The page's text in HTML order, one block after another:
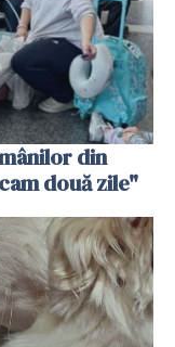
din
două zile"